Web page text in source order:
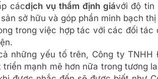
cácdịch vụ thẩm định giávới độ tin
sở hữu và góp phần minh bạch
trong việc hợp tác với các đối
những yếu tố trên, Công ty TNHH
triển mạnh mẽ hơn nữa trong tương